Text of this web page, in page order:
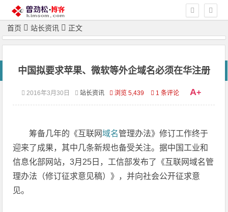
首页 站长资讯 正文
中国拟要求苹果、微软等外企域名必须在华注册
2016年3月30日 站长资讯 浏览 5,439 1 条评论 A+
筹备几年的《互联网域名管理办法》修订工作终于
迎来了成果，其中几条新规也备受关注。据中国工业和
信息化部网站，3月25日，工信部发布了《互联网域名管
理办法（修订征求意见稿）》，并向社会公开征求意
见。